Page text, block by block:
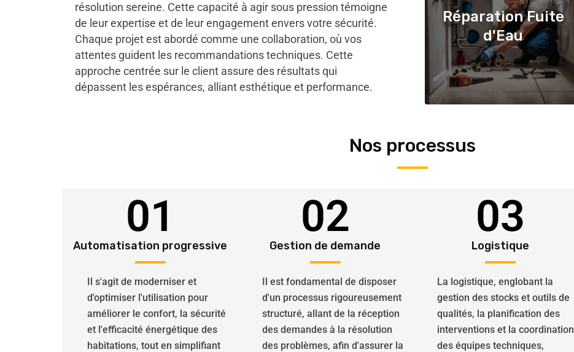
résolution sereine. Cette capacité à agir sous pression témoigne
de leur expertise et de leur engagement envers votre sécurité.
Chaque projet est abordé comme une collaboration, où vos
attentes guident les recommandations techniques. Cette
approche centrée sur le client assure des résultats qui
dépassent les espérances, alliant esthétique et performance.
Réparation Fuite
d'Eau
Nos processus
01
Automatisation progressive
Il s'agit de moderniser et
d'optimiser l'utilisation pour
améliorer le confort, la sécurité
et l'efficacité énergétique des
habitations, tout en simplifiant
02
Gestion de demande
Il est fondamental de disposer
d'un processus rigoureusement
structuré, allant de la réception
des demandes à la résolution
des problèmes, afin d'assurer la
03
Logistique
La logistique, englobant la
gestion des stocks et outils de
qualités, la planification des
interventions et la coordination
des équipes techniques,